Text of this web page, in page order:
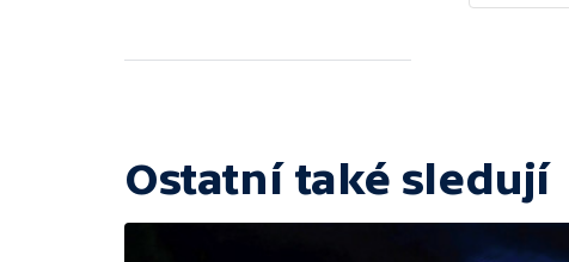
Ostatní také sledují